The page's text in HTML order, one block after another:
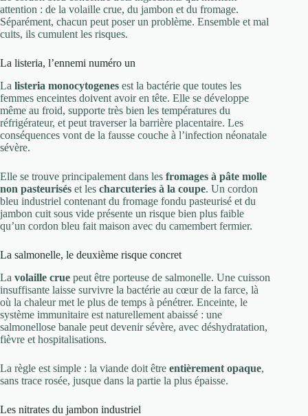
attention : de la volaille crue, du jambon et du fromage.
Séparément, chacun peut poser un problème. Ensemble et mal
cuits, ils cumulent les risques.
La listeria, l’ennemi numéro un
La listeria monocytogenes est la bactérie que toutes les
femmes enceintes doivent avoir en tête. Elle se développe
même au froid, supporte très bien les températures du
réfrigérateur, et peut traverser la barrière placentaire. Les
conséquences vont de la fausse couche à l’infection néonatale
sévère.
Elle se trouve principalement dans les fromages à pâte molle
non pasteurisés et les charcuteries à la coupe. Un cordon
bleu industriel contenant du fromage fondu pasteurisé et du
jambon cuit sous vide présente un risque bien plus faible
qu’un cordon bleu fait maison avec du camembert fermier.
La salmonelle, le deuxième risque concret
La volaille crue peut être porteuse de salmonelle. Une cuisson
insuffisante laisse survivre la bactérie au cœur de la farce, là
où la chaleur met le plus de temps à pénétrer. Enceinte, le
système immunitaire est naturellement abaissé : une
salmonellose banale peut devenir sévère, avec déshydratation,
fièvre et hospitalisations.
La règle est simple : la viande doit être entièrement opaque,
sans trace rosée, jusque dans la partie la plus épaisse.
Les nitrates du jambon industriel